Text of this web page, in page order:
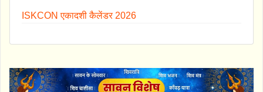
ISKCON एकादशी कैलेंडर 2026